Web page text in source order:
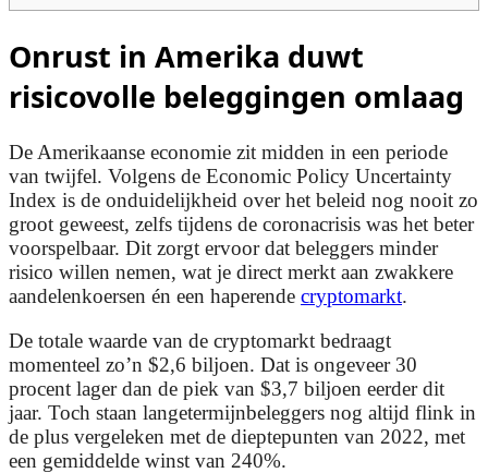
Onrust in Amerika duwt
risicovolle beleggingen omlaag
De Amerikaanse economie zit midden in een periode
van twijfel. Volgens de Economic Policy Uncertainty
Index is de onduidelijkheid over het beleid nog nooit zo
groot geweest, zelfs tijdens de coronacrisis was het beter
voorspelbaar. Dit zorgt ervoor dat beleggers minder
risico willen nemen, wat je direct merkt aan zwakkere
aandelenkoersen én een haperende cryptomarkt.
De totale waarde van de cryptomarkt bedraagt
momenteel zo’n $2,6 biljoen. Dat is ongeveer 30
procent lager dan de piek van $3,7 biljoen eerder dit
jaar. Toch staan langetermijnbeleggers nog altijd flink in
de plus vergeleken met de dieptepunten van 2022, met
een gemiddelde winst van 240%.